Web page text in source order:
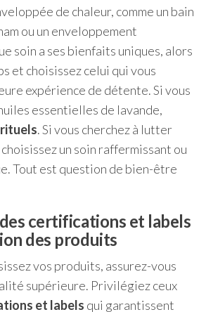
de chaleur, comme un bain
ou un enveloppement
soin a ses bienfaits uniques, alors
et choisissez celui qui vous
expérience de détente. Si vous
essentielles de lavande,
rituels. Si vous cherchez à lutter
un soin raffermissant ou
Tout est question de bien-être
certifications et labels
des produits
vos produits, assurez-vous
supérieure. Privilégiez ceux
et labels qui garantissent